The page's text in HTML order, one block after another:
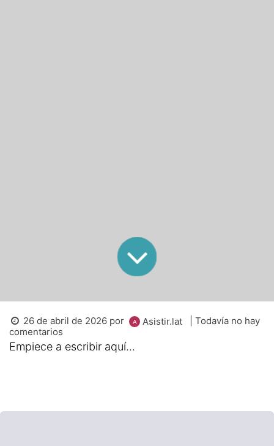
26 de abril de 2026 por Asistir.lat
| Todavía no hay
comentarios
Empiece a escribir aquí...